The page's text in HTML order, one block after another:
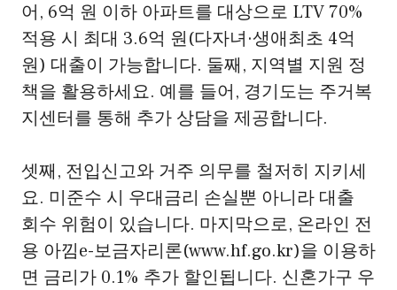
어, 6억 원 이하 아파트를 대상으로 LTV 70%
적용 시 최대 3.6억 원(다자녀·생애최초 4억
원) 대출이 가능합니다. 둘째, 지역별 지원 정
책을 활용하세요. 예를 들어, 경기도는 주거복
지센터를 통해 추가 상담을 제공합니다.
셋째, 전입신고와 거주 의무를 철저히 지키세
요. 미준수 시 우대금리 손실뿐 아니라 대출
회수 위험이 있습니다. 마지막으로, 온라인 전
용 아낌e-보금자리론(www.hf.go.kr)을 이용하
면 금리가 0.1% 추가 할인됩니다. 신혼가구 우